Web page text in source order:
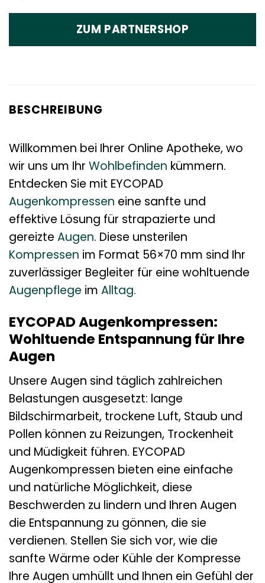
ZUM PARTNERSHOP
BESCHREIBUNG
Willkommen bei Ihrer Online Apotheke, wo
wir uns um Ihr Wohlbefinden kümmern.
Entdecken Sie mit EYCOPAD
Augenkompressen eine sanfte und
effektive Lösung für strapazierte und
gereizte Augen. Diese unsterilen
Kompressen im Format 56×70 mm sind Ihr
zuverlässiger Begleiter für eine wohltuende
Augenpflege im Alltag.
EYCOPAD Augenkompressen:
Wohltuende Entspannung für Ihre
Augen
Unsere Augen sind täglich zahlreichen
Belastungen ausgesetzt: lange
Bildschirmarbeit, trockene Luft, Staub und
Pollen können zu Reizungen, Trockenheit
und Müdigkeit führen. EYCOPAD
Augenkompressen bieten eine einfache
und natürliche Möglichkeit, diese
Beschwerden zu lindern und Ihren Augen
die Entspannung zu gönnen, die sie
verdienen. Stellen Sie sich vor, wie die
sanfte Wärme oder Kühle der Kompresse
Ihre Augen umhüllt und Ihnen ein Gefühl der